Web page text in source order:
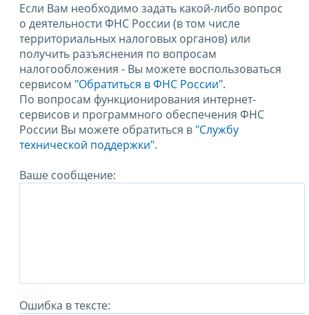
Если Вам необходимо задать какой-либо вопрос
о деятельности ФНС России (в том числе
территориальных налоговых органов) или
получить разъяснения по вопросам
налогообложения - Вы можете воспользоваться
сервисом "Обратиться в ФНС России".
По вопросам функционирования интернет-
сервисов и программного обеспечения ФНС
России Вы можете обратиться в "Службу
технической поддержки".
Ваше сообщение:
Ошибка в тексте: